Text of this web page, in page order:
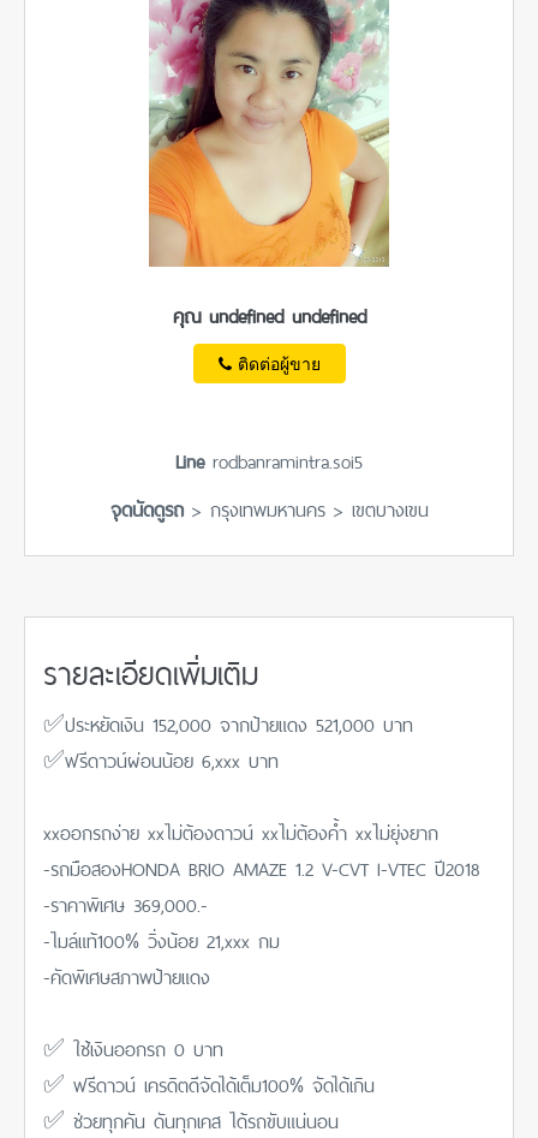
คุณ undefined undefined
ติดต่อผู้ขาย
Linerodbanramintra.soi5
จุดนัดดูรถ> กรุงเทพมหานคร > เขตบางเขน
รายละเอียดเพิ่มเติม
✅ประหยัดเงิน 152,000 จากป้ายแดง 521,000 บาท
✅ฟรีดาวน์ผ่อนน้อย 6,xxx บาท
xxออกรถง่าย xxไม่ต้องดาวน์ xxไม่ต้องค้ำ xxไม่ยุ่งยาก
-รถมือสองHONDA BRIO AMAZE 1.2 V-CVT I-VTEC ปี2018
-ราคาพิเศษ 369,000.-
-ไมล์แท้100% วิ่งน้อย 21,xxx กม
-คัดพิเศษสภาพป้ายแดง
✅ ใช้เงินออกรถ 0 บาท
✅ ฟรีดาวน์ เครดิตดีจัดได้เต็ม100% จัดได้เกิน
✅ ช่วยทุกคัน ดันทุกเคส ได้รถขับแน่นอน